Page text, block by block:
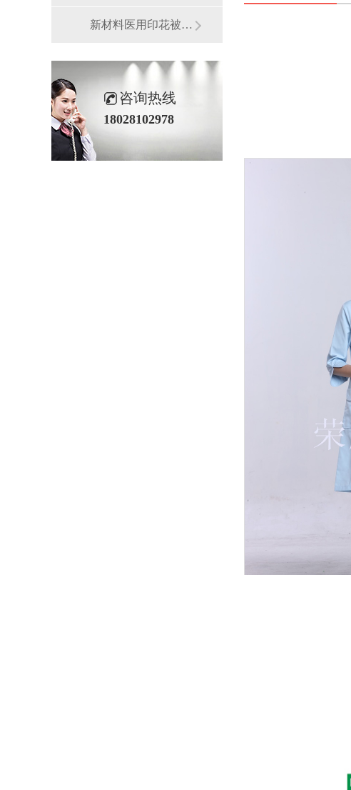
新材料医用印花被套面料
咨询热线
18028102978